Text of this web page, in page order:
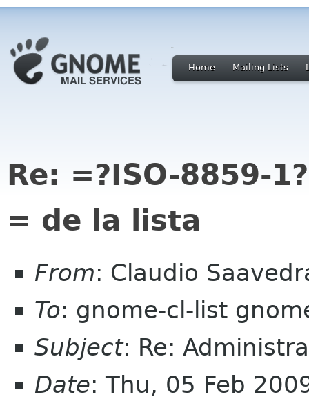
Home Mailing Lists
Re: =?ISO-8859-
= de la lista
From: Claudio
To: gnome-cl-list
Subject: Re:
Date: Thu, 05 Feb